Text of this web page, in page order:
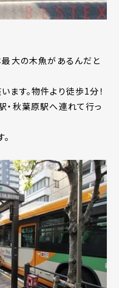
最大の木魚があるんだと
す。物件より徒歩1分！
・秋葉原駅へ連れて行っ